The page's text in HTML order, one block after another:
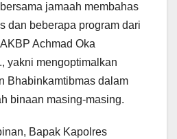
jamaah membahas
dan beberapa program dari
Achmad Oka
yakni mengoptimalkan
Bhabinkamtibmas dalam
binaan masing-masing.
Bapak Kapolres